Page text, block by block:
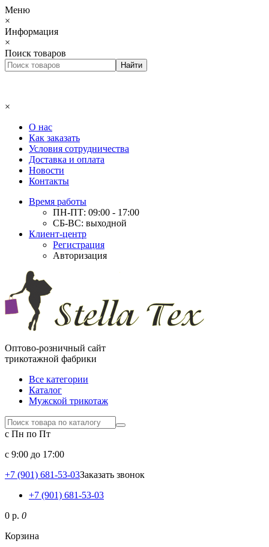
Меню
×
Информация
×
Поиск товаров
×
О нас
Как заказать
Условия сотрудничества
Доставка и оплата
Новости
Контакты
Время работы
ПН-ПТ: 09:00 - 17:00
СБ-ВС: выходной
Клиент-центр
Регистрация
Авторизация
Оптово-розничный сайт
трикотажной фабрики
Все категории
Каталог
Мужской трикотаж
с Пн по Пт
c 9:00 до 17:00
+7 (901) 681-53-03Заказать звонок
+7 (901) 681-53-03
0 р. 0
Корзина